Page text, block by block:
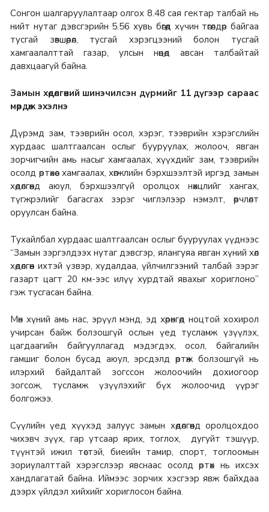
Сонгон шалгаруулалтаар олгох 8.48 сая гектар талбай нь
нийт нутаг дэвсгэрийн 5.56 хувь бөгөөд хүчин төгөлдөр байгаа
тусгай зөвшөөрөл, тусгай хэрэгцээний болон тусгай
хамгаалалттай газар, улсын нөөцөд авсан талбайтай
давхцаагүй байна.
Замын хөдөлгөөний шинэчилсэн дүрмийг 11 дүгээр сараас
мөрдөж эхэлнэ
Дүрэмд зам, тээврийн осол, хэрэг, тээврийн хэрэгслийн
хурдаас шалтгаалсан ослыг бууруулах, жолооч, явган
зорчигчийн амь насыг хамгаалах, хүүхдийг зам, тээврийн
осолд өртөхөөс хамгаалах, хөгжлийн бэрхшээлтэй иргэд замын
хөдөлгөөнд аюул, бэрхшээлгүй оролцох нөхцлийг хангах,
түгжрэлийг багасгах зэрэг чиглэлээр нэмэлт, өөрчлөлт
оруулсан байна.
Тухайлбал хурдаас шалтгаалсан ослыг бууруулах үүднээс
“Замын зэргэлдээх нутаг дэвсгэр, ялангуяа явган хүний хөл
хөдөлгөөн ихтэй үзвэр, худалдаа, үйлчилгээний талбай зэрэг
газарт цагт 20 км-ээс илүү хурдтай явахыг хориглоно”
гэж тусгасан байна.
Мөн хүний амь нас, эрүүл мэнд, эд хөрөнгөд ноцтой хохирол
учирсан байж болзошгүй ослын үед тусламж үзүүлэх,
цагдаагийн байгууллагад мэдэгдэх, осол, байгалийн
гамшиг болон бусад аюул, эрсдэлд өртөж болзошгүй нь
илэрхий байдалтай зогссон жолоочийн дохиогоор
зогсож, тусламж үзүүлэхийг бүх жолоочид үүрэг
болгожээ.
Сүүлийн үед хүүхэд залуус замын хөдөлгөөнд оролцохдоо
чихэвч зүүх, гар утсаар ярих, тоглох, дугуйт тэшүүр,
түүнтэй ижил төстэй, биеийн тамир, спорт, тоглоомын
зориулалттай хэрэгслээр явснаас осолд өртөх нь ихсэх
хандлагатай байна. Иймээс зорчих хэсгээр явж байхдаа
дээрх үйлдэл хийхийг хориглосон байна.